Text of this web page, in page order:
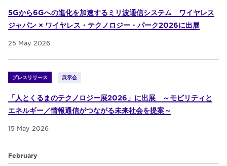
5Gから6Gへの進化を加速するミリ波通信システム ワイヤレス
ジャパン × ワイヤレス・テクノロジー・パーク2026に出展
25 May 2026
プレスリリース 展示会
「人とくるまのテクノロジー展2026」に出展 ～モビリティと
エネルギー／情報通信がつながる未来社会を提案～
15 May 2026
February